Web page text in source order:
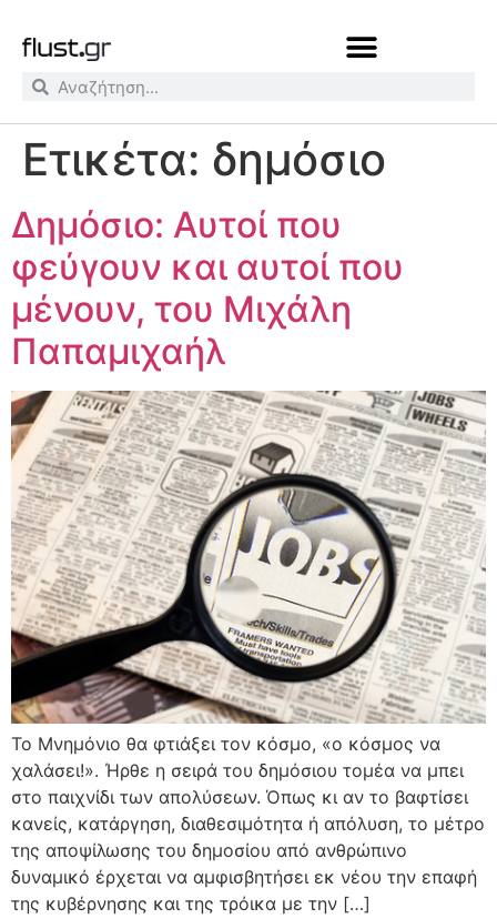
Ετικέτα: δημόσιο
Δημόσιο: Αυτοί που
φεύγουν και αυτοί που
μένουν, του Μιχάλη
Παπαμιχαήλ
Το Μνημόνιο θα φτιάξει τον κόσμο, «ο κόσμος να
χαλάσει!». Ήρθε η σειρά του δημόσιου τομέα να μπει
στο παιχνίδι των απολύσεων. Όπως κι αν το βαφτίσει
κανείς, κατάργηση, διαθεσιμότητα ή απόλυση, το μέτρο
της αποψίλωσης του δημοσίου από ανθρώπινο
δυναμικό έρχεται να αμφισβητήσει εκ νέου την επαφή
της κυβέρνησης και της τρόικα με την […]